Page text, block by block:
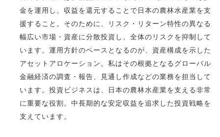
金を運用し、収益を還元することで日本の農林水産業を支
援すること。そのために、リスク・リターン特性の異なる
幅広い市場・資産に分散投資し、全体のリスクを抑制して
います。運用方針のベースとなるのが、資産構成を示した
アセットアロケーション。私はその根拠となるグローバル
金融経済の調査・報告、見通し作成などの業務を担当して
います。投資ビジネスは、日本の農林水産業を支える非常
に重要な役割。中長期的な安定収益を追求した投資戦略を
支えています。